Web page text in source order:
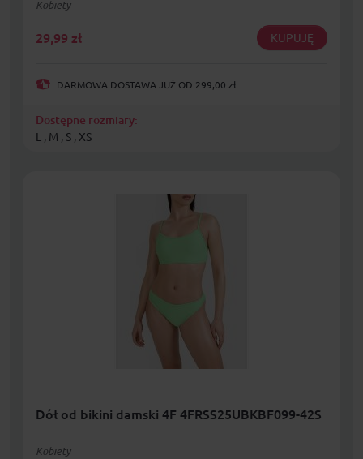
Kobiety
29,99 zł KUPUJĘ
DARMOWA DOSTAWA JUŻ OD 299,00 zł
Dostępne rozmiary:
L , M , S , XS
Dół od bikini damski 4F 4FRSS25UBKBF099-42S
Kobiety